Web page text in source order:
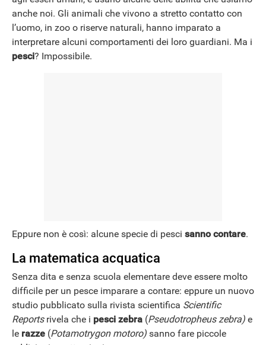
NEWS
anche noi. Gli animali che vivono a stretto contatto con
l’uomo, in zoo o riserve naturali, hanno imparato a
interpretare alcuni comportamenti dei loro guardiani. Ma i
pesci? Impossibile.
Eppure non è così: alcune specie di pesci sanno contare.
La matematica acquatica
Senza dita e senza scuola elementare deve essere molto
difficile per un pesce imparare a contare: eppure un nuovo
studio pubblicato sulla rivista scientifica Scientific
Reportsrivela che i pesci zebra (Pseudotropheus zebra) e
le razze (Potamotrygon motoro) sanno fare piccole